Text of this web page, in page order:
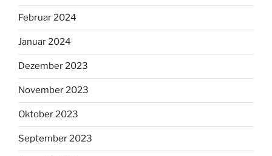
Februar 2024
Januar 2024
Dezember 2023
November 2023
Oktober 2023
September 2023